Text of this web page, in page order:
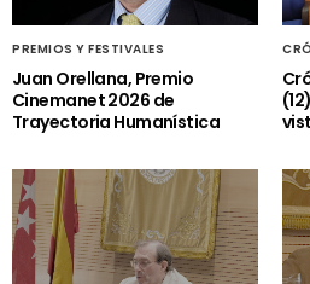
PREMIOS Y FESTIVALES
Juan Orellana, Premio
Cinemanet 2026 de
Trayectoria Humanística